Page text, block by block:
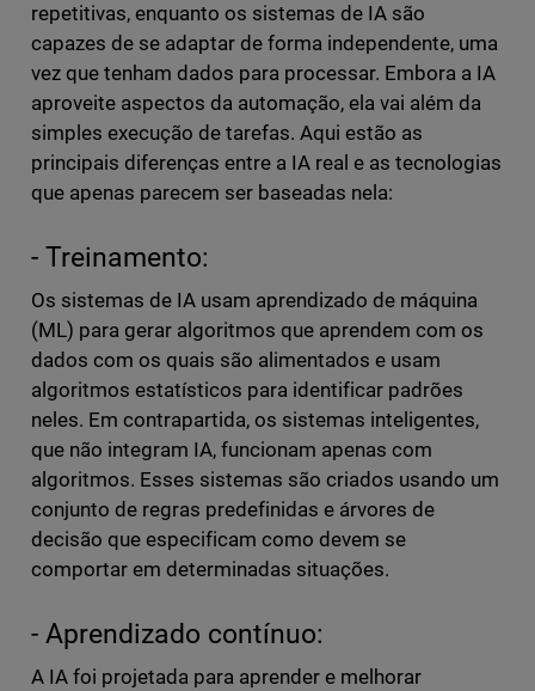
repetitivas, enquanto os sistemas de IA são
capazes de se adaptar de forma independente, uma
vez que tenham dados para processar. Embora a IA
aproveite aspectos da automação, ela vai além da
simples execução de tarefas. Aqui estão as
principais diferenças entre a IA real e as tecnologias
que apenas parecem ser baseadas nela:
- Treinamento:
Os sistemas de IA usam aprendizado de máquina
(ML) para gerar algoritmos que aprendem com os
dados com os quais são alimentados e usam
algoritmos estatísticos para identificar padrões
neles. Em contrapartida, os sistemas inteligentes,
que não integram IA, funcionam apenas com
algoritmos. Esses sistemas são criados usando um
conjunto de regras predefinidas e árvores de
decisão que especificam como devem se
comportar em determinadas situações.
- Aprendizado contínuo:
A IA foi projetada para aprender e melhorar